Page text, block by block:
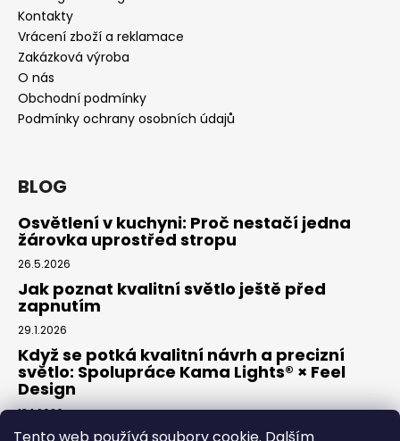
Kontakty
Vrácení zboží a reklamace
Zakázková výroba
O nás
Obchodní podmínky
Podmínky ochrany osobních údajů
BLOG
Osvětlení v kuchyni: Proč nestačí jedna
žárovka uprostřed stropu
26.5.2026
Jak poznat kvalitní světlo ještě před
zapnutím
29.1.2026
Když se potká kvalitní návrh a precizní
světlo: Spolupráce Kama Lights® × Feel
Design
13.1.2026